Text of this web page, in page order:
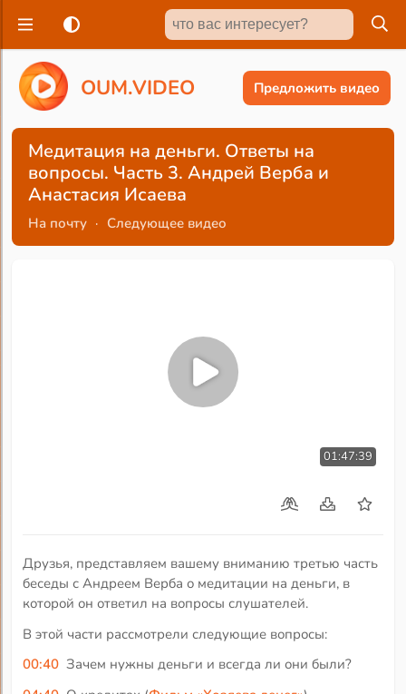
OUM.VIDEO Предложить видео
Медитация на деньги. Ответы на
вопросы. Часть 3. Андрей Верба и
Анастасия Исаева
На почту · Следующее видео
01:47:39
Друзья, представляем вашему вниманию третью часть
беседы с Андреем Верба о медитации на деньги, в
которой он ответил на вопросы слушателей.
В этой части рассмотрели следующие вопросы:
00:40 Зачем нужны деньги и всегда ли они были?